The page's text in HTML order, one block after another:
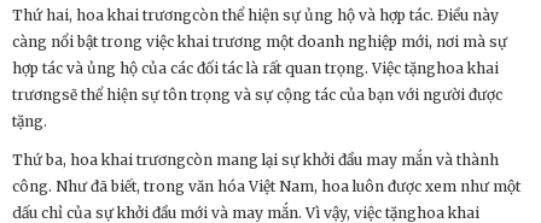
Thứ hai, hoa khai trươngcòn thể hiện sự ủng hộ và hợp tác. Điều này
càng nổi bật trong việc khai trương một doanh nghiệp mới, nơi mà sự
hợp tác và ủng hộ của các đối tác là rất quan trọng. Việc tặnghoa khai
trươngsẽ thể hiện sự tôn trọng và sự cộng tác của bạn với người được
tặng.
Thứ ba, hoa khai trươngcòn mang lại sự khởi đầu may mắn và thành
công. Như đã biết, trong văn hóa Việt Nam, hoa luôn được xem như một
dấu chỉ của sự khởi đầu mới và may mắn. Vì vậy, việc tặnghoa khai